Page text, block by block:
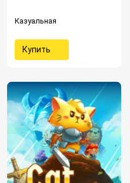
Казуальная
Купить